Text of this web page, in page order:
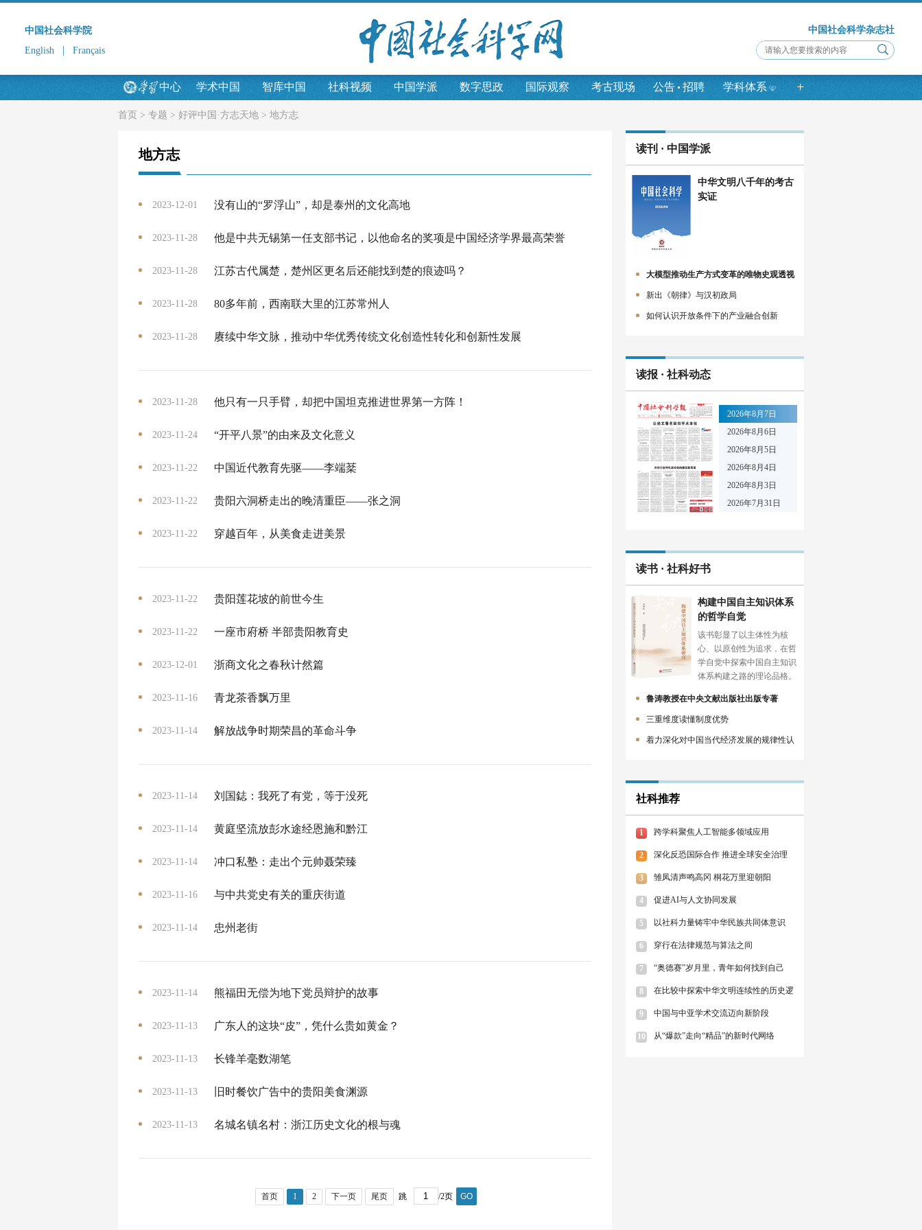
中国社会科学院
English
| Français
中国社会科学杂志社
中心 学术中国 智库中国 社科视频 中国学派 数字思政 国际观察 考古现场 公告 招聘 学科体系 +
首页 > 专题 > 好评中国·方志天地 > 地方志
地方志
2023-12-01 没有山的“罗浮山”，却是泰州的文化高地
2023-11-28 他是中共无锡第一任支部书记，以他命名的奖项是中国经济学界最高荣誉
2023-11-28 江苏古代属楚，楚州区更名后还能找到楚的痕迹吗？
2023-11-28 80多年前，西南联大里的江苏常州人
2023-11-28 赓续中华文脉，推动中华优秀传统文化创造性转化和创新性发展
2023-11-28 他只有一只手臂，却把中国坦克推进世界第一方阵！
2023-11-24 “开平八景”的由来及文化意义
2023-11-22 中国近代教育先驱——李端棻
2023-11-22 贵阳六洞桥走出的晚清重臣——张之洞
2023-11-22 穿越百年，从美食走进美景
2023-11-22 贵阳莲花坡的前世今生
2023-11-22 一座市府桥 半部贵阳教育史
2023-12-01 浙商文化之春秋计然篇
2023-11-16 青龙茶香飘万里
2023-11-14 解放战争时期荣昌的革命斗争
2023-11-14 刘国鋕：我死了有党，等于没死
2023-11-14 黄庭坚流放彭水途经恩施和黔江
2023-11-14 冲口私塾：走出个元帅聂荣臻
2023-11-16 与中共党史有关的重庆街道
2023-11-14 忠州老街
2023-11-14 熊福田无偿为地下党员辩护的故事
2023-11-13 广东人的这块“皮”，凭什么贵如黄金？
2023-11-13 长锋羊毫数湖笔
2023-11-13 旧时餐饮广告中的贵阳美食渊源
2023-11-13 名城名镇名村：浙江历史文化的根与魂
首页 1 2 下一页 尾页 跳 /2页 GO
读刊 · 中国学派
中华文明八千年的考古
实证
大模型推动生产方式变革的唯物史观透视
新出《朝律》与汉初政局
如何认识开放条件下的产业融合创新
读报 · 社科动态
2026年8月7日
2026年8月6日
2026年8月5日
2026年8月4日
2026年8月3日
2026年7月31日
读书 · 社科好书
构建中国自主知识体系
的哲学自觉
该书彰显了以主体性为核
心、以原创性为追求，在哲
学自觉中探索中国自主知识
体系构建之路的理论品格。
鲁涛教授在中央文献出版社出版专著
三重维度读懂制度优势
着力深化对中国当代经济发展的规律性认
社科推荐
1 跨学科聚焦人工智能多领域应用
2 深化反恐国际合作 推进全球安全治理
3 雏凤清声鸣高冈 桐花万里迎朝阳
4 促进AI与人文协同发展
5 以社科力量铸牢中华民族共同体意识
6 穿行在法律规范与算法之间
7 “奥德赛”岁月里，青年如何找到自己
8 在比较中探索中华文明连续性的历史逻
9 中国与中亚学术交流迈向新阶段
10 从“爆款”走向“精品”的新时代网络